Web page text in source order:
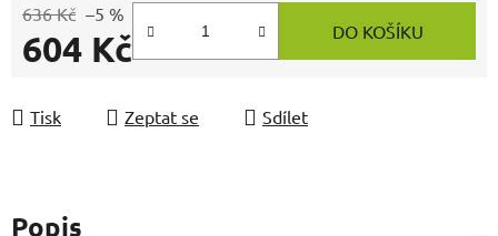
636 Kč –5 %
604 Kč DO KOŠÍKU
Tisk Zeptat se Sdílet
Popis